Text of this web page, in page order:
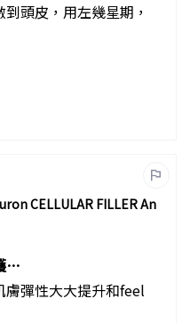
頭皮，用左幾星期，
CELLULAR FILLER An
晚
膚彈性大大提升和feel